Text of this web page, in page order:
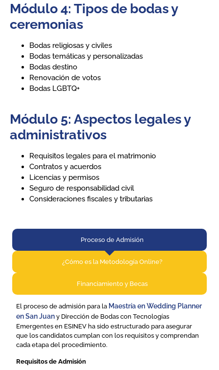
Módulo 4: Tipos de bodas y
ceremonias
Bodas religiosas y civiles
Bodas temáticas y personalizadas
Bodas destino
Renovación de votos
Bodas LGBTQ+
Módulo 5: Aspectos legales y
administrativos
Requisitos legales para el matrimonio
Contratos y acuerdos
Licencias y permisos
Seguro de responsabilidad civil
Consideraciones fiscales y tributarias
Proceso de Admisión​
¿Cómo es la Metodología Online?​
Financiamiento y Becas​
El proceso de admisión para la Maestría en Wedding Planner
en San Juan y Dirección de Bodas con Tecnologías
Emergentes en ESINEV ha sido estructurado para asegurar
que los candidatos cumplan con los requisitos y comprendan
cada etapa del procedimiento.
Requisitos de Admisión